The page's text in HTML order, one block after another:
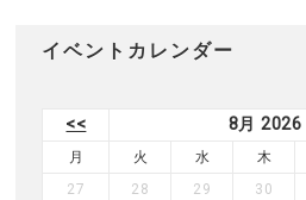
イベントカレンダー
<< 8月 2026
月 火 水 木
27
28 29 30